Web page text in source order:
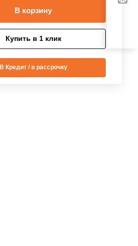
В корзину
Купить в 1 клик
В Кредит / в рассрочку